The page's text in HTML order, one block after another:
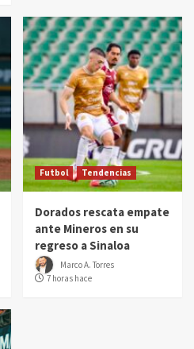
Futbol Tendencias
Dorados rescata empate
ante Mineros en su
regreso a Sinaloa
Marco A. Torres
7 horas hace